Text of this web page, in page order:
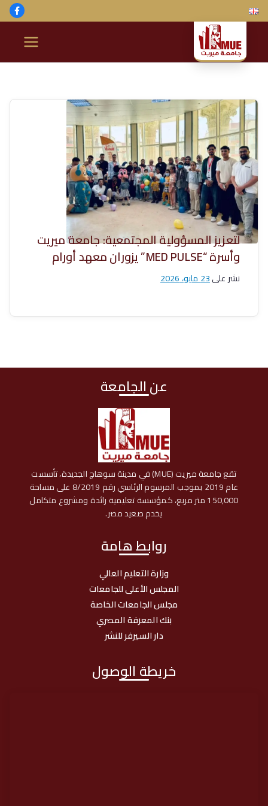
تخطى
إلى
المحتوى
ج
ا
م
ع
ة
م
ير
ي
ت
لتعزيز المسؤولية المجتمعية: جامعة ميريت
وأسرة “MED PULSE” يزوران معهد أورام
سوهاج
نشر على23 مايو، 2026
عن الجامعة
تقع جامعة ميريت (MUE) في مدينة سوهاج الجديدة، تأسست
عام 2019 بموجب المرسوم الرئاسي رقم 8/2019 على مساحة
150,000 متر مربع، كمؤسسة تعليمية رائدة ومشروع متكامل
يخدم صعيد مصر.
روابط هامة
وزارة التعليم العالي
المجلس الأعلى للجامعات
مجلس الجامعات الخاصة
بنك المعرفة المصري
دار السيرفر للنشر
خريطة الوصول